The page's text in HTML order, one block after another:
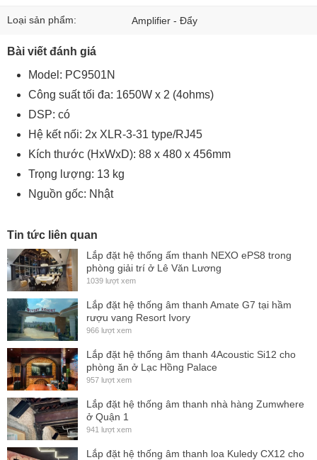
Loại sản phẩm: Amplifier - Đẩy
Bài viết đánh giá
Model: PC9501N
Công suất tối đa: 1650W x 2 (4ohms)
DSP: có
Hệ kết nối: 2x XLR-3-31 type/RJ45
Kích thước (HxWxD): 88 x 480 x 456mm
Trọng lượng: 13 kg
Nguồn gốc: Nhật
Tin tức liên quan
Lắp đặt hệ thống ấm thanh NEXO ePS8 trong
phòng giải trí ở Lê Văn Lương
1039 lượt xem
Lắp đặt hệ thống âm thanh Amate G7 tại hầm
rượu vang Resort Ivory
966 lượt xem
Lắp đặt hệ thống âm thanh 4Acoustic Si12 cho
phòng ăn ở Lạc Hồng Palace
957 lượt xem
Lắp đặt hệ thống âm thanh nhà hàng Zumwhere
ở Quận 1
941 lượt xem
Lắp đặt hệ thống âm thanh loa Kuledy CX12 cho